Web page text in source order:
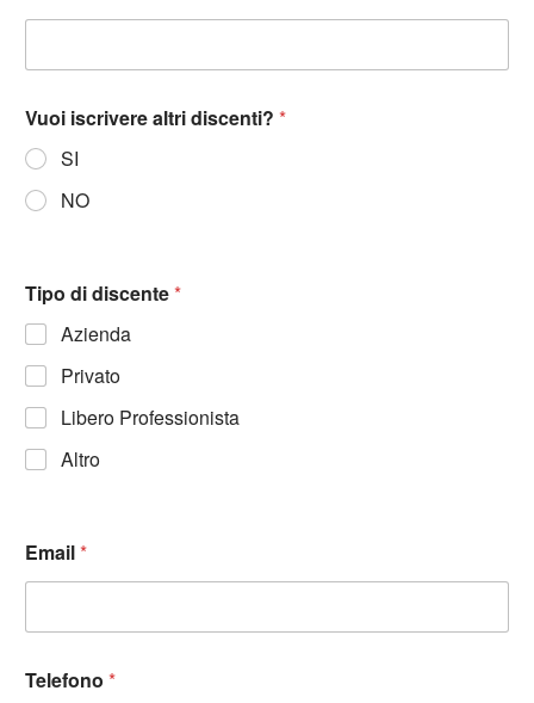
Vuoi iscrivere altri discenti? *
SI
NO
Tipo di discente*
Azienda
Privato
Libero Professionista
Altro
Email*
Telefono *